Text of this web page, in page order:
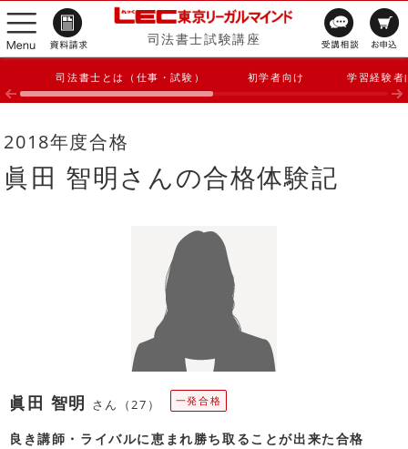
司法書士試験講座
司法書士とは（仕事・試験） 初学者向け 学習経験者
2018年度合格
眞田 智明さんの合格体験記
眞田 智明 さん（27） 一発合格
良き講師・ライバルに恵まれ勝ち取ることが出来た合格